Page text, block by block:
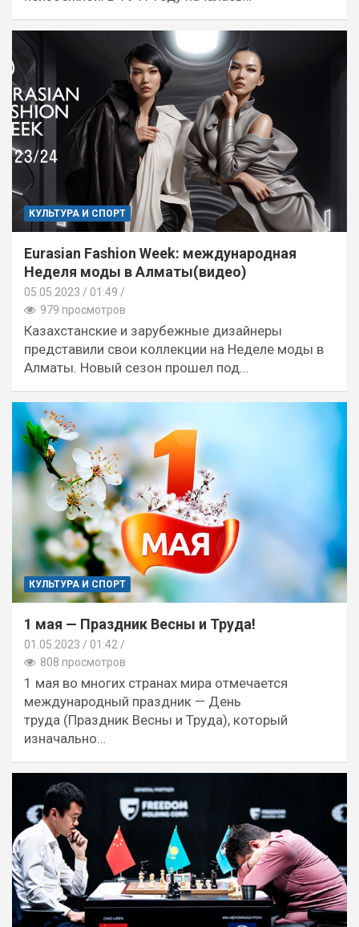
КУЛЬТУРА И СПОРТ
Eurasian Fashion Week: международная
Неделя моды в Алматы(видео)
05.05.2023
01:49 /
979 просмотров
Казахстанские и зарубежные дизайнеры
представили свои коллекции на Неделе моды в
Алматы. Новый сезон прошел под…
КУЛЬТУРА И СПОРТ
1 мая — Праздник Весны и Труда!
01.05.2023
01:42 /
808 просмотров
1 мая во многих странах мира отмечается
международный праздник — День
труда (Праздник Весны и Труда), который
изначально…